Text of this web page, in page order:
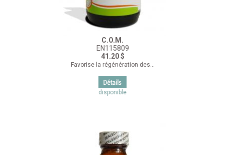
C.O.M.
EN115809
41.20 $
Favorise la régénération des...
disponible